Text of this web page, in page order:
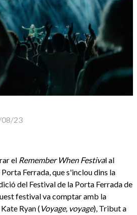
23
el Remember When Festival al
Ferrada, que s'inclou dins la
del Festival de la Porta Ferrada de
festival va comptar amb la
Ryan ( Voyage, voyage), Tribut a